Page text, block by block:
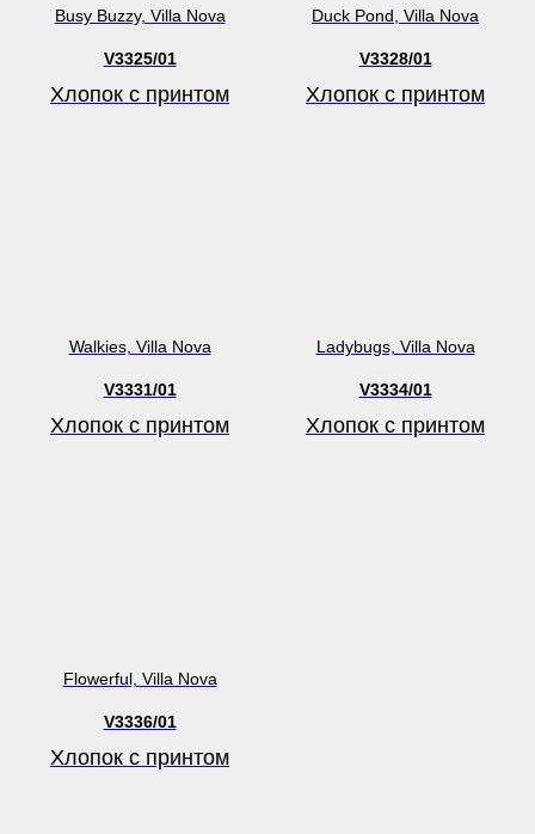
Busy Buzzy, Villa Nova
V3325/01
Хлопок с принтом
Duck Pond, Villa Nova
V3328/01
Хлопок с принтом
Walkies, Villa Nova
V3331/01
Хлопок с принтом
Ladybugs, Villa Nova
V3334/01
Хлопок с принтом
Flowerful, Villa Nova
V3336/01
Хлопок с принтом